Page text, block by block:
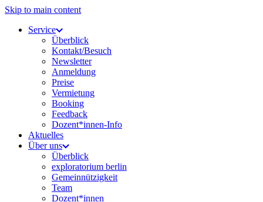
Skip to main content
Service
Überblick
Kontakt/Besuch
Newsletter
Anmeldung
Preise
Vermietung
Booking
Feedback
Dozent*innen-Info
Aktuelles
Über uns
Überblick
exploratorium berlin
Gemeinnützigkeit
Team
Dozent*innen